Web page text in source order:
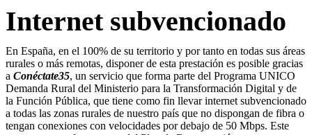
Internet subvencionado
En España, en el 100% de su territorio y por tanto en todas sus áreas
rurales o más remotas, disponer de esta prestación es posible gracias
a Conéctate35, un servicio que forma parte del Programa UNICO
Demanda Rural del Ministerio para la Transformación Digital y de
la Función Pública, que tiene como fin llevar internet subvencionado
a todas las zonas rurales de nuestro país que no dispongan de fibra o
tengan conexiones con velocidades por debajo de 50 Mbps. Este